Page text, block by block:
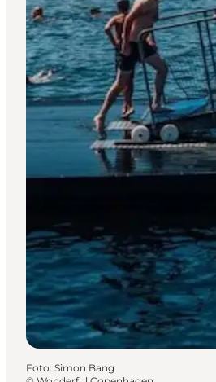
Foto: Simon Bang